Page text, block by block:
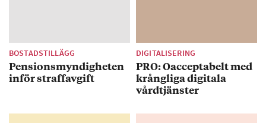
BOSTADSTILLÄGG
Pensionsmyndigheten
inför straffavgift
DIGITALISERING
PRO: Oacceptabelt med
krångliga digitala
vårdtjänster